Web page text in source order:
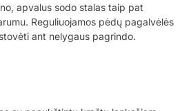
apvalus sodo stalas taip pat
Reguliuojamos pėdų pagalvėlės
ant nelygaus pagrindo.